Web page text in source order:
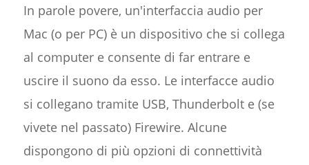
In parole povere, un'interfaccia audio per
Mac (o per PC) è un dispositivo che si collega
al computer e consente di far entrare e
uscire il suono da esso. Le interfacce audio
si collegano tramite USB, Thunderbolt e (se
vivete nel passato) Firewire. Alcune
dispongono di più opzioni di connettività